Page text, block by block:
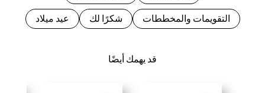
قد يهمك أيضًا
التقويمات والمخططات شكرًا لك عيد ميلاد